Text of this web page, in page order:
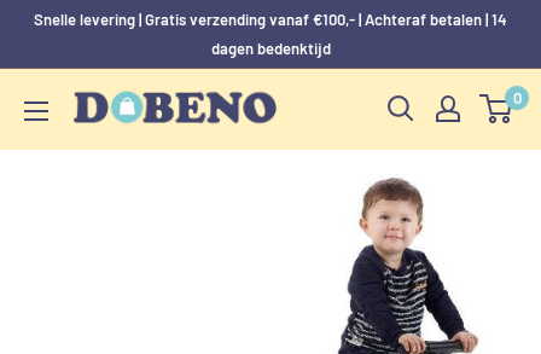
Snelle levering | Gratis verzending vanaf €100,- | Achteraf betalen | 14
dagen bedenktijd
Dobeno 0